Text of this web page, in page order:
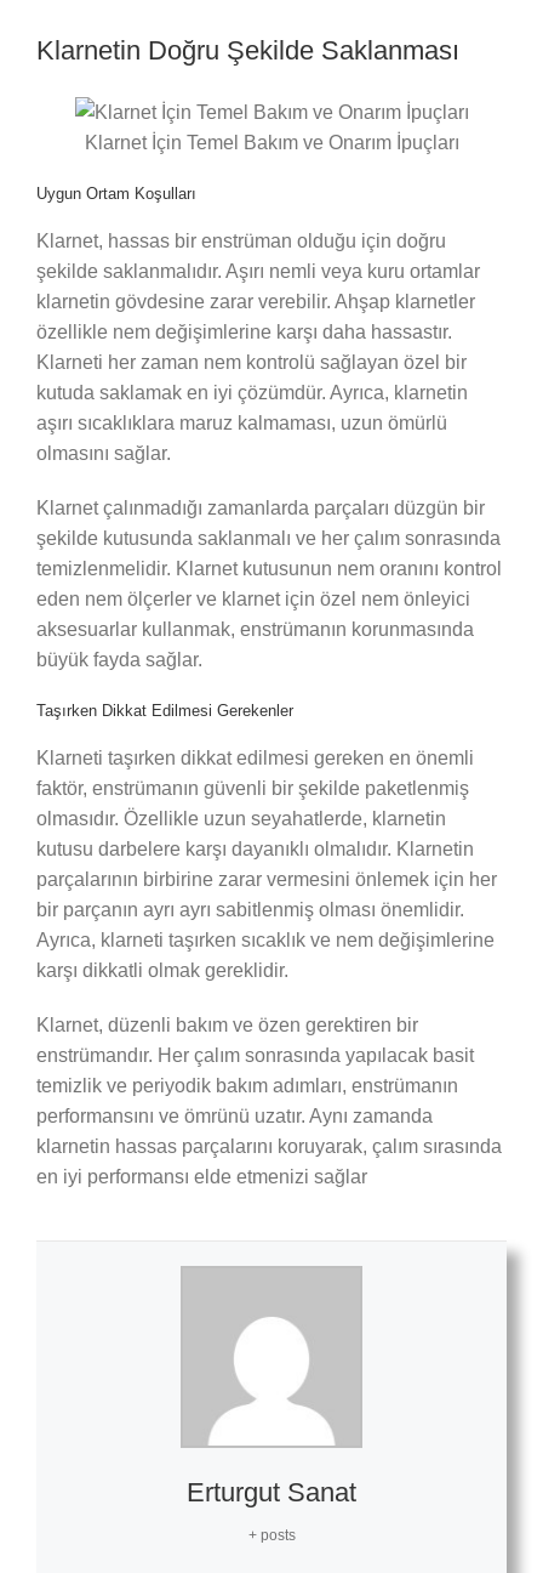
Klarnetin Doğru Şekilde Saklanması
Klarnet İçin Temel Bakım ve Onarım İpuçları
Uygun Ortam Koşulları
Klarnet, hassas bir enstrüman olduğu için doğru
şekilde saklanmalıdır. Aşırı nemli veya kuru ortamlar
klarnetin gövdesine zarar verebilir. Ahşap klarnetler
özellikle nem değişimlerine karşı daha hassastır.
Klarneti her zaman nem kontrolü sağlayan özel bir
kutuda saklamak en iyi çözümdür. Ayrıca, klarnetin
aşırı sıcaklıklara maruz kalmaması, uzun ömürlü
olmasını sağlar.
Klarnet çalınmadığı zamanlarda parçaları düzgün bir
şekilde kutusunda saklanmalı ve her çalım sonrasında
temizlenmelidir. Klarnet kutusunun nem oranını kontrol
eden nem ölçerler ve klarnet için özel nem önleyici
aksesuarlar kullanmak, enstrümanın korunmasında
büyük fayda sağlar.
Taşırken Dikkat Edilmesi Gerekenler
Klarneti taşırken dikkat edilmesi gereken en önemli
faktör, enstrümanın güvenli bir şekilde paketlenmiş
olmasıdır. Özellikle uzun seyahatlerde, klarnetin
kutusu darbelere karşı dayanıklı olmalıdır. Klarnetin
parçalarının birbirine zarar vermesini önlemek için her
bir parçanın ayrı ayrı sabitlenmiş olması önemlidir.
Ayrıca, klarneti taşırken sıcaklık ve nem değişimlerine
karşı dikkatli olmak gereklidir.
Klarnet, düzenli bakım ve özen gerektiren bir
enstrümandır. Her çalım sonrasında yapılacak basit
temizlik ve periyodik bakım adımları, enstrümanın
performansını ve ömrünü uzatır. Aynı zamanda
klarnetin hassas parçalarını koruyarak, çalım sırasında
en iyi performansı elde etmenizi sağlar
Erturgut Sanat
+ posts